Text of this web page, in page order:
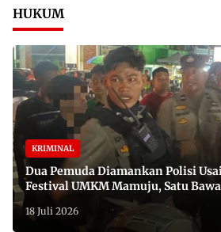
HUKUM
KRIMINAL
Dua Pemuda Diamankan Polisi
Festival UMKM Mamuju, Satu
18 Juli 2026